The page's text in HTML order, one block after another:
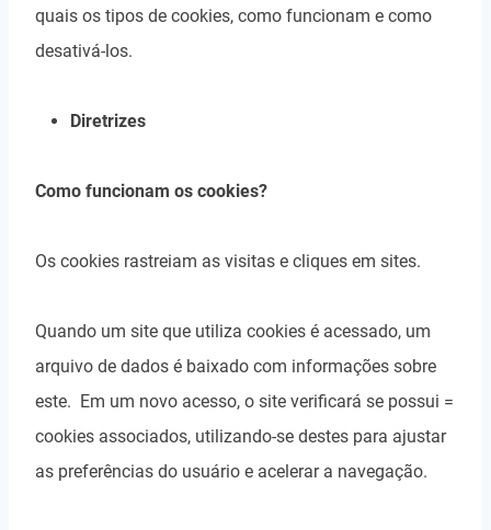
quais os tipos de cookies, como funcionam e como
desativá-los.
Diretrizes
Como funcionam os cookies?
Os cookies rastreiam as visitas e cliques em sites.
Quando um site que utiliza cookies é acessado, um
arquivo de dados é baixado com informações sobre
este. Em um novo acesso, o site verificará se possui =
cookies associados, utilizando-se destes para ajustar
as preferências do usuário e acelerar a navegação.